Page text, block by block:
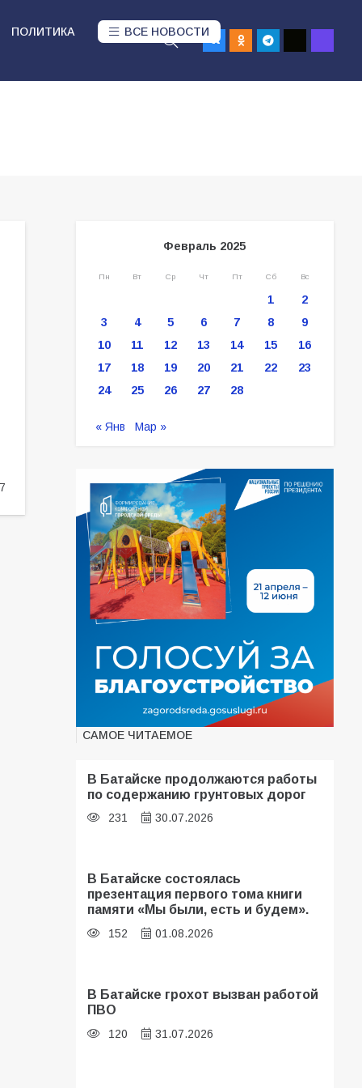
ПОЛИТИКА ВСЕ НОВОСТИ
Февраль 2025
Пн Вт Ср Чт Пт Сб Вс
1
2
3
4 5 6 7 8
9
10
11 12 13 14 15
16
17
18 19 20 21 22
23
24
25 26 27 28
« Янв Мар »
САМОЕ ЧИТАЕМОЕ
В Батайске продолжаются работы
по содержанию грунтовых дорог
231 30.07.2026
В Батайске состоялась
презентация первого тома книги
памяти «Мы были, есть и будем».
152 01.08.2026
В Батайске грохот вызван работой
ПВО
120 31.07.2026